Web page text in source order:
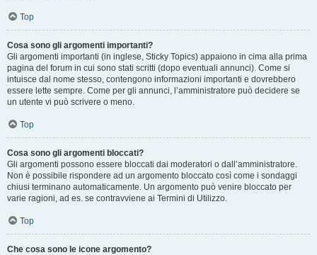
Top
Cosa sono gli argomenti importanti?
Gli argomenti importanti (in inglese, Sticky Topics) appaiono in cima alla prima
pagina del forum in cui sono stati scritti (dopo eventuali annunci). Come si
intuisce dal nome stesso, contengono informazioni importanti e dovrebbero
essere lette sempre. Come per gli annunci, l’amministratore può decidere se
un utente vi può scrivere o meno.
Top
Cosa sono gli argomenti bloccati?
Gli argomenti possono essere bloccati dai moderatori o dall’amministratore.
Non è possibile rispondere ad un argomento bloccato così come i sondaggi
chiusi terminano automaticamente. Un argomento può venire bloccato per
varie ragioni, ad es. se contravviene ai Termini di Utilizzo.
Top
Che cosa sono le icone argomento?